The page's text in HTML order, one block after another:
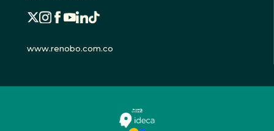
www.renobo.com.co